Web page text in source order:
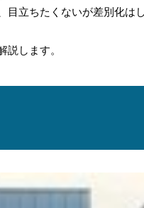
立ちたくないが差別化は
します。